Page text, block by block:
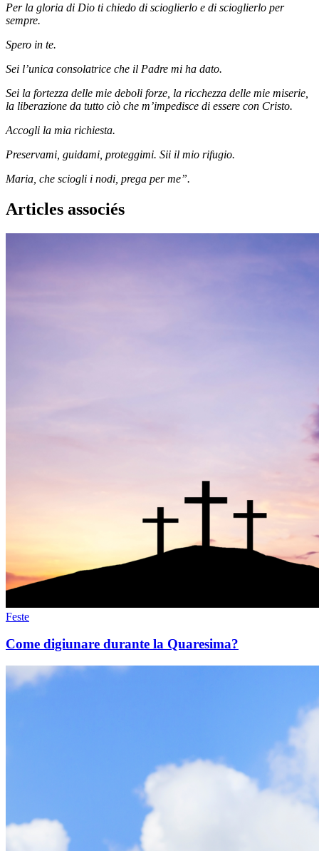
Per la gloria di Dio ti chiedo di scioglierlo e di scioglierlo per
sempre.
Spero in te.
Sei l’unica consolatrice che il Padre mi ha dato.
Sei la fortezza delle mie deboli forze, la ricchezza delle mie miserie,
la liberazione da tutto ciò che m’impedisce di essere con Cristo.
Accogli la mia richiesta.
Preservami, guidami, proteggimi. Sii il mio rifugio.
Maria, che sciogli i nodi, prega per me”.
Articles associés
Feste
Come digiunare durante la Quaresima?